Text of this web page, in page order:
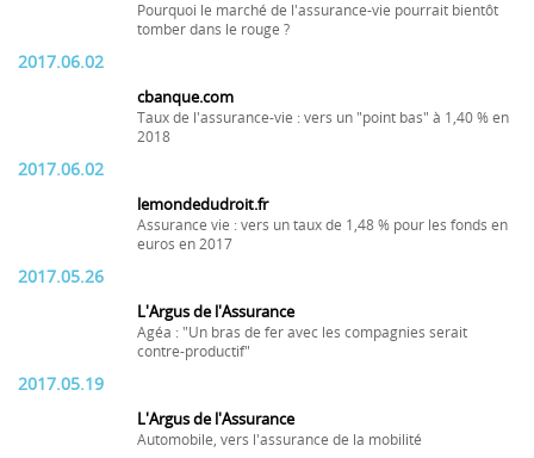
Pourquoi le marché de l'assurance-vie pourrait bientôt
tomber dans le rouge ?
2017.06.02
cbanque.com
Taux de l'assurance-vie : vers un "point bas" à 1,40 % en
2018
2017.06.02
lemondedudroit.fr
Assurance vie : vers un taux de 1,48 % pour les fonds en
euros en 2017
2017.05.26
L'Argus de l'Assurance
Agéa : "Un bras de fer avec les compagnies serait
contre-productif"
2017.05.19
L'Argus de l'Assurance
Automobile, vers l'assurance de la mobilité